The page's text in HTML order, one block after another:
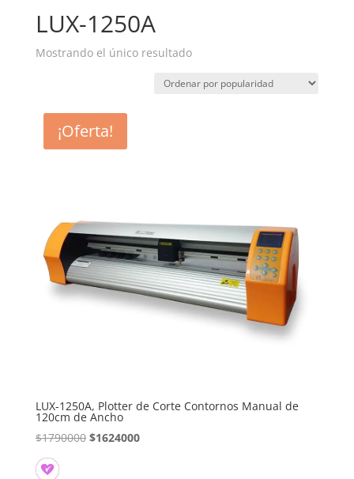
LUX-1250A
Mostrando el único resultado
¡Oferta!
LUX-1250A, Plotter de Corte Contornos Manual de
120cm de Ancho
$1790000 El
$1624000El